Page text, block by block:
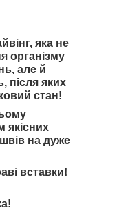
, яка не
організму
але й
після яких
стан!
якісних
на дуже
вставки!